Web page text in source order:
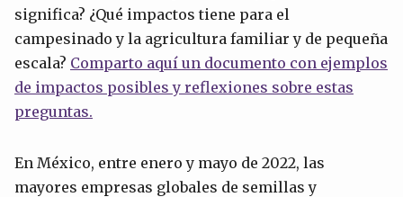
significa? ¿Qué impactos tiene para el
campesinado y la agricultura familiar y de pequeña
escala? Comparto aquí un documento con ejemplos
de impactos posibles y reflexiones sobre estas
preguntas.
En México, entre enero y mayo de 2022, las
mayores empresas globales de semillas y